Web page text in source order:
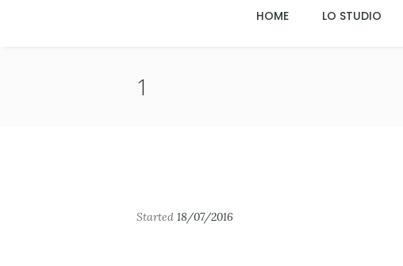
HOME LO STUDIO
1
Started 18/07/2016